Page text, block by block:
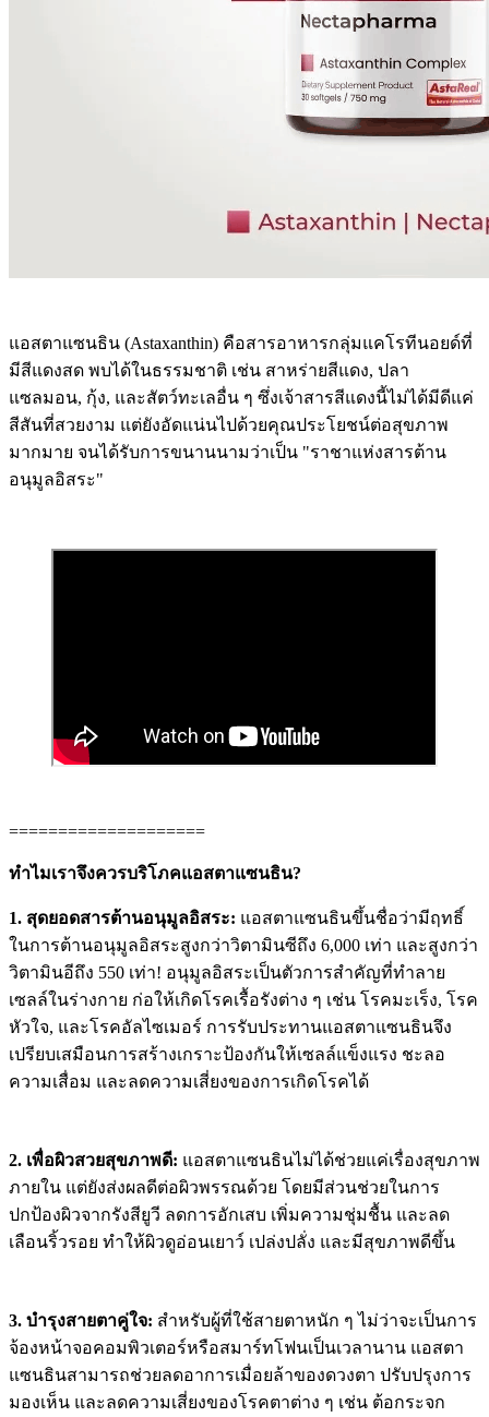
แอสตาแซนธิน (Astaxanthin) คือสารอาหารกลุ่มแคโรทีนอยด์ที่
มีสีแดงสด พบได้ในธรรมชาติ เช่น สาหร่ายสีแดง, ปลา
แซลมอน, กุ้ง, และสัตว์ทะเลอื่น ๆ ซึ่งเจ้าสารสีแดงนี้ไม่ได้มีดีแค่
สีสันที่สวยงาม แต่ยังอัดแน่นไปด้วยคุณประโยชน์ต่อสุขภาพ
มากมาย จนได้รับการขนานนามว่าเป็น "ราชาแห่งสารต้าน
อนุมูลอิสระ"
====================
ทำไมเราจึงควรบริโภคแอสตาแซนธิน?
1. สุดยอดสารต้านอนุมูลอิสระ: แอสตาแซนธินขึ้นชื่อว่ามีฤทธิ์
ในการต้านอนุมูลอิสระสูงกว่าวิตามินซีถึง 6,000 เท่า และสูงกว่า
วิตามินอีถึง 550 เท่า! อนุมูลอิสระเป็นตัวการสำคัญที่ทำลาย
เซลล์ในร่างกาย ก่อให้เกิดโรคเรื้อรังต่าง ๆ เช่น โรคมะเร็ง, โรค
หัวใจ, และโรคอัลไซเมอร์ การรับประทานแอสตาแซนธินจึง
เปรียบเสมือนการสร้างเกราะป้องกันให้เซลล์แข็งแรง ชะลอ
ความเสื่อม และลดความเสี่ยงของการเกิดโรคได้
2. เพื่อผิวสวยสุขภาพดี: แอสตาแซนธินไม่ได้ช่วยแค่เรื่องสุขภาพ
ภายใน แต่ยังส่งผลดีต่อผิวพรรณด้วย โดยมีส่วนช่วยในการ
ปกป้องผิวจากรังสียูวี ลดการอักเสบ เพิ่มความชุ่มชื้น และลด
เลือนริ้วรอย ทำให้ผิวดูอ่อนเยาว์ เปล่งปลั่ง และมีสุขภาพดีขึ้น
3. บำรุงสายตาคู่ใจ: สำหรับผู้ที่ใช้สายตาหนัก ๆ ไม่ว่าจะเป็นการ
จ้องหน้าจอคอมพิวเตอร์หรือสมาร์ทโฟนเป็นเวลานาน แอสตา
แซนธินสามารถช่วยลดอาการเมื่อยล้าของดวงตา ปรับปรุงการ
มองเห็น และลดความเสี่ยงของโรคตาต่าง ๆ เช่น ต้อกระจก